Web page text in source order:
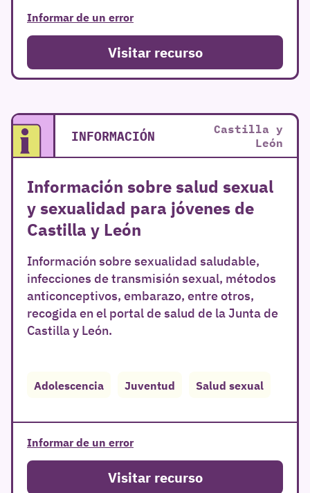
Informar de un error
Visitar recurso
INFORMACIÓN
Castilla y
León
Información sobre salud sexual
y sexualidad para jóvenes de
Castilla y León
Información sobre sexualidad saludable,
infecciones de transmisión sexual, métodos
anticonceptivos, embarazo, entre otros,
recogida en el portal de salud de la Junta de
Castilla y León.
Adolescencia Juventud Salud sexual
Informar de un error
Visitar recurso